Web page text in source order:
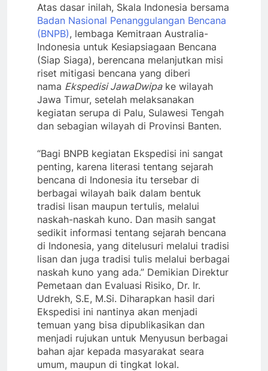
Atas dasar inilah, Skala Indonesia bersama
Badan Nasional Penanggulangan Bencana
(BNPB), lembaga Kemitraan Australia-
Indonesia untuk Kesiapsiagaan Bencana
(Siap Siaga), berencana melanjutkan misi
riset mitigasi bencana yang diberi
nama Ekspedisi JawaDwipake wilayah
Jawa Timur, setelah melaksanakan
kegiatan serupa di Palu, Sulawesi Tengah
dan sebagian wilayah di Provinsi Banten.
“Bagi BNPB kegiatan Ekspedisi ini sangat
penting, karena literasi tentang sejarah
bencana di Indonesia itu tersebar di
berbagai wilayah baik dalam bentuk
tradisi lisan maupun tertulis, melalui
naskah-naskah kuno. Dan masih sangat
sedikit informasi tentang sejarah bencana
di Indonesia, yang ditelusuri melalui tradisi
lisan dan juga tradisi tulis melalui berbagai
naskah kuno yang ada.” Demikian Direktur
Pemetaan dan Evaluasi Risiko, Dr. Ir.
Udrekh, S.E, M.Si. Diharapkan hasil dari
Ekspedisi ini nantinya akan menjadi
temuan yang bisa dipublikasikan dan
menjadi rujukan untuk Menyusun berbagai
bahan ajar kepada masyarakat seara
umum, maupun di tingkat lokal.